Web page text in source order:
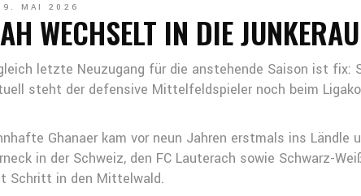
9. MAI 2026
WECHSELT IN DIE JUNKERAU
letzte Neuzugang für die anstehende Saison ist fix:
steht der defensive Mittelfeldspieler noch beim
Ghanaer kam vor neun Jahren erstmals ins
in der Schweiz, den FC Lauterach sowie Schwarz-
Schritt in den Mittelwald.